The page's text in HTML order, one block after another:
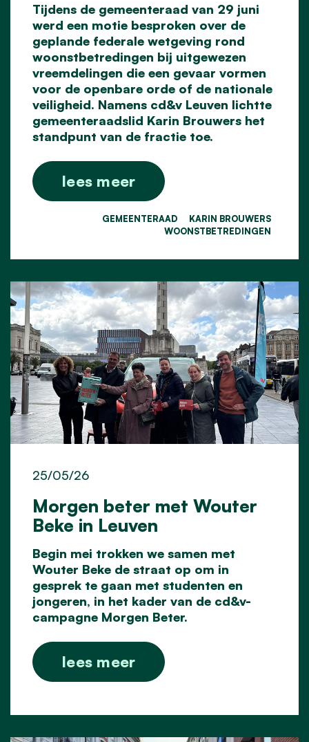
Tijdens de gemeenteraad van 29 juni
werd een motie besproken over de
geplande federale wetgeving rond
woonstbetredingen bij uitgewezen
vreemdelingen die een gevaar vormen
voor de openbare orde of de nationale
veiligheid. Namens cd&v Leuven lichtte
gemeenteraadslid Karin Brouwers het
standpunt van de fractie toe.
lees meer
GEMEENTERAAD
KARIN BROUWERS
WOONSTBETREDINGEN
Morgen beter met Wouter
Beke in Leuven
25/05/26
Begin mei trokken we samen met
Wouter Beke de straat op om in
gesprek te gaan met studenten en
jongeren, in het kader van de cd&v-
campagne Morgen Beter.
lees meer